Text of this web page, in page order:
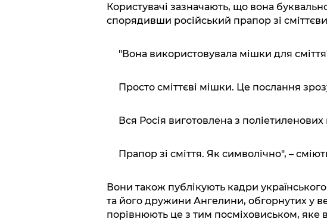
Користувачі зазначають, що вона
спорядивши російський прапор зі
"Вона використовувала мішки для
Просто сміттєві мішки. Це послання
Вся Росія виготовлена з поліетиленових
Прапор зі сміття. Як символічно", –
Вони також публікують кадри
та його дружини Ангелини, обгорнутих у
порівнюють це з тим посміховиськом, яке